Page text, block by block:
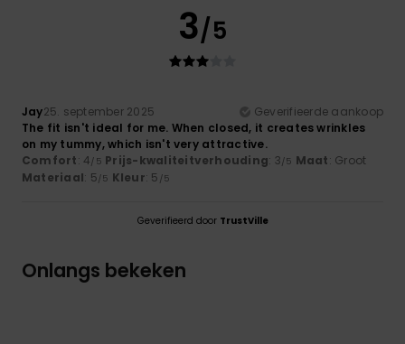
3/5
Jay25. september 2025
Geverifieerde aankoop
The fit isn't ideal for me. When closed, it creates wrinkles
on my tummy, which isn't very attractive.
Comfort: 4/5 Prijs-kwaliteitverhouding: 3/5 Maat: Groot
Materiaal: 5/5 Kleur: 5 /5
Geverifieerd door TrustVille
Onlangs bekeken